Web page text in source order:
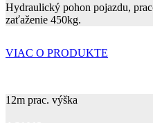
Hydraulický pohon pojazdu,
zaťaženie 450kg.
VIAC O PRODUKTE
12m prac. výška